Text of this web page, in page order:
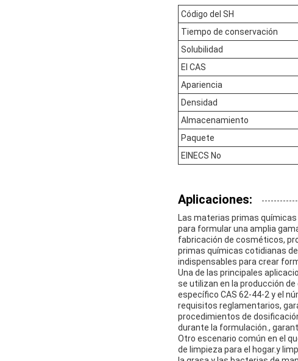
Código del SH
Tiempo de conservación
Solubilidad
El CAS
Apariencia
Densidad
Almacenamiento
Paquete
EINECS No
Aplicaciones:
Las materias primas
para formular una amplia
fabricación de cosméticos,
primas químicas cotidianas
indispensables para crear
Una de las principales
se utilizan en la producción
específico CAS 62-44-2 y el
requisitos reglamentarios,
procedimientos de
durante la formulación.,
Otro escenario común en el
de limpieza para el hogar.y